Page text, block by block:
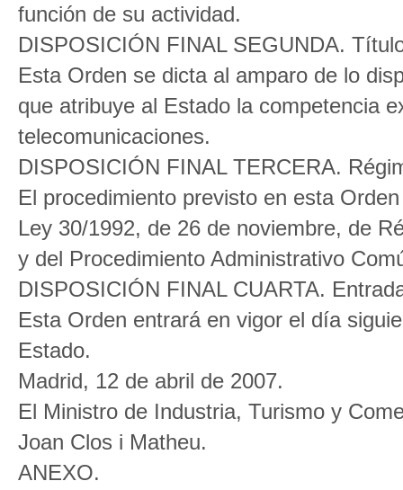
función de su actividad.
DISPOSICIÓN FINAL SEGUNDA.
Esta Orden se dicta al amparo de lo
que atribuye al Estado la competencia
telecomunicaciones.
DISPOSICIÓN FINAL TERCERA.
El procedimiento previsto en esta
Ley 30/1992, de 26 de noviembre, de
y del Procedimiento Administrativo
DISPOSICIÓN FINAL CUARTA.
Esta Orden entrará en vigor el día
Estado.
Madrid, 12 de abril de 2007.
El Ministro de Industria, Turismo y
Joan Clos i Matheu.
ANEXO.